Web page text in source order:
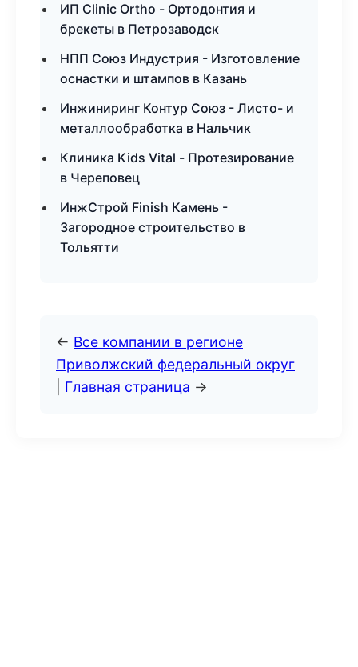
ИП Clinic Ortho - Ортодонтия и
брекеты в Петрозаводск
НПП Союз Индустрия - Изготовление
оснастки и штампов в Казань
Инжиниринг Контур Союз - Листо- и
металлообработка в Нальчик
Клиника Kids Vital - Протезирование
в Череповец
ИнжСтрой Finish Камень -
Загородное строительство в
Тольятти
← Все компании в регионе
Приволжский федеральный округ
Главная страница →